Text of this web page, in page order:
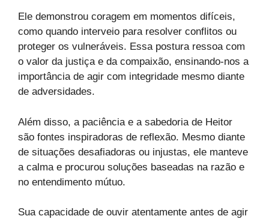
Ele demonstrou coragem em momentos difíceis,
como quando interveio para resolver conflitos ou
proteger os vulneráveis. Essa postura ressoa com
o valor da justiça e da compaixão, ensinando-nos a
importância de agir com integridade mesmo diante
de adversidades.
Além disso, a paciência e a sabedoria de Heitor
são fontes inspiradoras de reflexão. Mesmo diante
de situações desafiadoras ou injustas, ele manteve
a calma e procurou soluções baseadas na razão e
no entendimento mútuo.
Sua capacidade de ouvir atentamente antes de agir